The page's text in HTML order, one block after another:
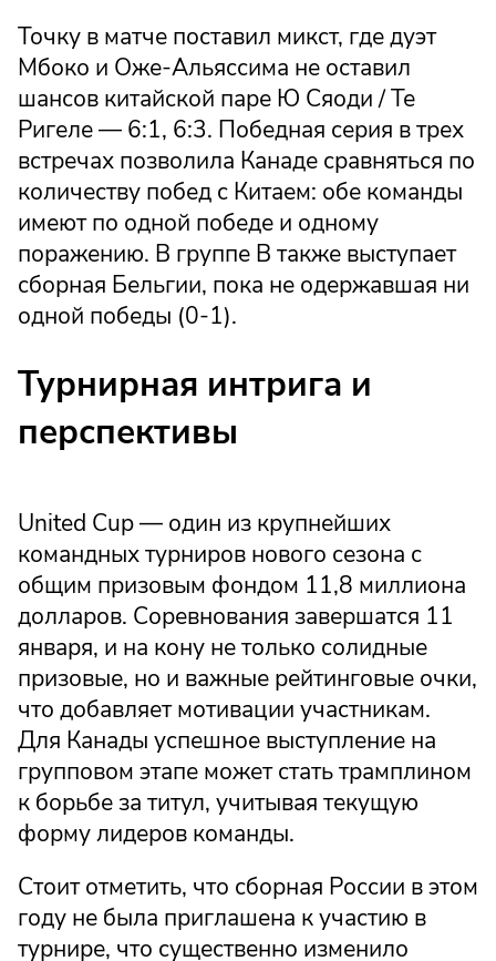
Точку в матче поставил микст, где дуэт
Мбоко и Оже-Альяссима не оставил
шансов китайской паре Ю Сяоди / Те
Ригеле — 6:1, 6:3. Победная серия в трех
встречах позволила Канаде сравняться по
количеству побед с Китаем: обе команды
имеют по одной победе и одному
поражению. В группе B также выступает
сборная Бельгии, пока не одержавшая ни
одной победы (0-1).
Турнирная интрига и
перспективы
United Cup — один из крупнейших
командных турниров нового сезона с
общим призовым фондом 11,8 миллиона
долларов. Соревнования завершатся 11
января, и на кону не только солидные
призовые, но и важные рейтинговые очки,
что добавляет мотивации участникам.
Для Канады успешное выступление на
групповом этапе может стать трамплином
к борьбе за титул, учитывая текущую
форму лидеров команды.
Стоит отметить, что сборная России в этом
году не была приглашена к участию в
турнире, что существенно изменило